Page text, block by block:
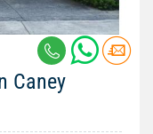
Caney